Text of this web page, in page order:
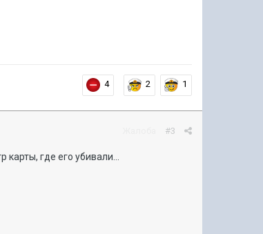
4 2 1
#3
где его убивали...